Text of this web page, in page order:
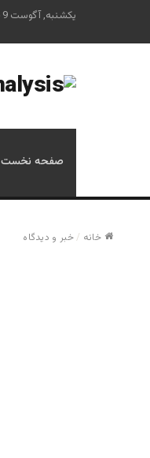
یکشنبه, آگوست 9 2026
صفحه نخست
خانه /خبر و دیدگاه